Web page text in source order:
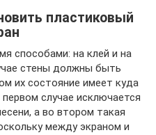
пластиковый
способами: на клей и на
стены должны быть
их состояние имеет куда
случае исключается
а во втором такая
между экраном и